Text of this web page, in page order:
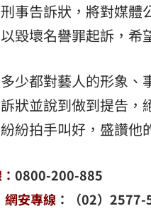
事告訴狀，將對媒
毀壞名譽罪起訴，希
少都對藝人的形象
狀並說到做到提告
紛拍手叫好，盛讚他
0800-200-885
網安專線 ：（02）